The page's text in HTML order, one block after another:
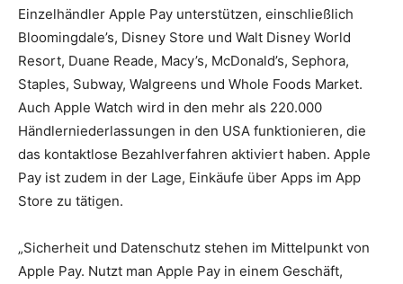
Einzelhändler Apple Pay unterstützen, einschließlich
Bloomingdale’s, Disney Store und Walt Disney World
Resort, Duane Reade, Macy’s, McDonald’s, Sephora,
Staples, Subway, Walgreens und Whole Foods Market.
Auch Apple Watch wird in den mehr als 220.000
Händlerniederlassungen in den USA funktionieren, die
das kontaktlose Bezahlverfahren aktiviert haben. Apple
Pay ist zudem in der Lage, Einkäufe über Apps im App
Store zu tätigen.
„Sicherheit und Datenschutz stehen im Mittelpunkt von
Apple Pay. Nutzt man Apple Pay in einem Geschäft,